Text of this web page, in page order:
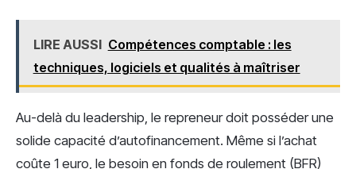
LIRE AUSSI Compétences comptable : les
techniques, logiciels et qualités à maîtriser
Au-delà du leadership, le repreneur doit posséder une
solide capacité d’autofinancement. Même si l’achat
coûte 1 euro, le besoin en fonds de roulement (BFR)